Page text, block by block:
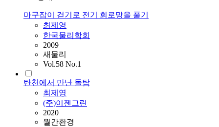
마구잡이 걷기로 전기 회로망을 풀기
최제영
한국물리학회
2009
새물리
Vol.58 No.1
탄천에서 만난 돌탑
최제영
(주)이젠그린
2020
월간환경